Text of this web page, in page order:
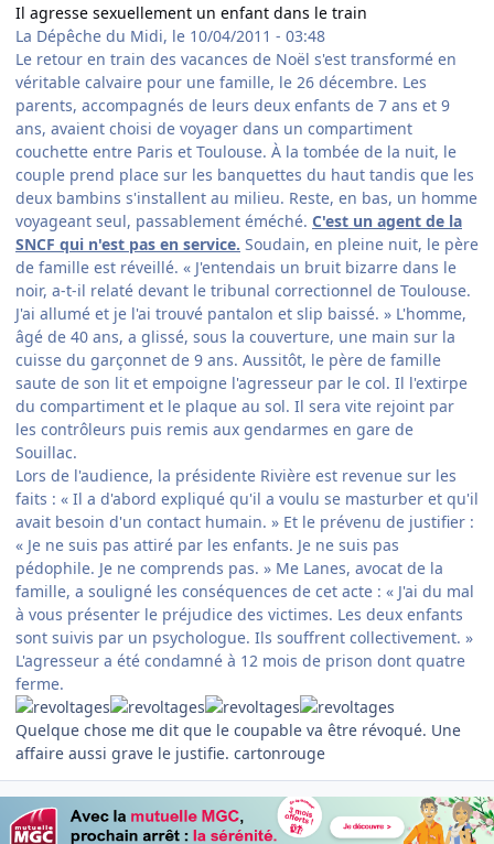
Il agresse sexuellement un enfant dans le train
La Dépêche du Midi, le 10/04/2011 - 03:48
Le retour en train des vacances de Noël s'est transformé en
véritable calvaire pour une famille, le 26 décembre. Les
parents, accompagnés de leurs deux enfants de 7 ans et 9
ans, avaient choisi de voyager dans un compartiment
couchette entre Paris et Toulouse. À la tombée de la nuit, le
couple prend place sur les banquettes du haut tandis que les
deux bambins s'installent au milieu. Reste, en bas, un homme
voyageant seul, passablement éméché. C'est un agent de la
SNCF qui n'est pas en service. Soudain, en pleine nuit, le père
de famille est réveillé. « J'entendais un bruit bizarre dans le
noir, a-t-il relaté devant le tribunal correctionnel de Toulouse.
J'ai allumé et je l'ai trouvé pantalon et slip baissé. » L'homme,
âgé de 40 ans, a glissé, sous la couverture, une main sur la
cuisse du garçonnet de 9 ans. Aussitôt, le père de famille
saute de son lit et empoigne l'agresseur par le col. Il l'extirpe
du compartiment et le plaque au sol. Il sera vite rejoint par
les contrôleurs puis remis aux gendarmes en gare de
Souillac.
Lors de l'audience, la présidente Rivière est revenue sur les
faits : « Il a d'abord expliqué qu'il a voulu se masturber et qu'il
avait besoin d'un contact humain. » Et le prévenu de justifier :
« Je ne suis pas attiré par les enfants. Je ne suis pas
pédophile. Je ne comprends pas. » Me Lanes, avocat de la
famille, a souligné les conséquences de cet acte : « J'ai du mal
à vous présenter le préjudice des victimes. Les deux enfants
sont suivis par un psychologue. Ils souffrent collectivement. »
L'agresseur a été condamné à 12 mois de prison dont quatre
ferme.
Quelque chose me dit que le coupable va être révoqué. Une
affaire aussi grave le justifie. cartonrouge